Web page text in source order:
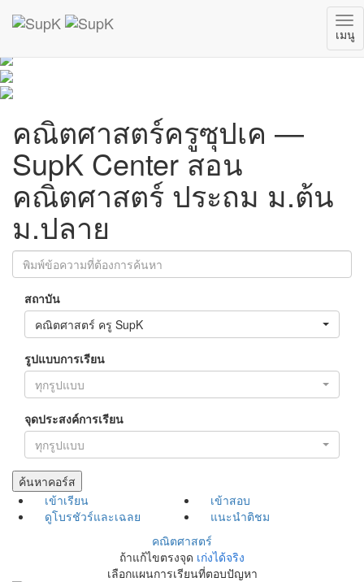
เมนู
คณิตศาสตร์ครูซุปเค —
SupK Center สอน
คณิตศาสตร์ ประถม ม.ต้น
ม.ปลาย
สถาบัน
คณิตศาสตร์ ครู SupK
รูปแบบการเรียน
ทุกรูปแบบ
จุดประสงค์การเรียน
ทุกรูปแบบ
ค้นหาคอร์ส
เข้าเรียน
เข้าสอบ
ดูโบรชัวร์และเฉลย
แนะนำติชม
คณิตศาสตร์
ถ้าแก้ไขตรงจุด เก่งได้จริง
เลือกแผนการเรียนที่ตอบปัญหา